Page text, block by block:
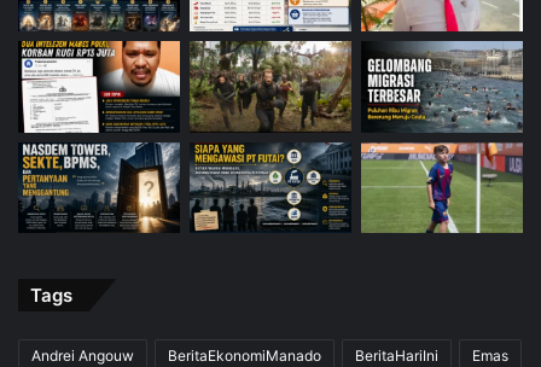
Tags
Andrei Angouw BeritaEkonomiManado BeritaHariIni Emas